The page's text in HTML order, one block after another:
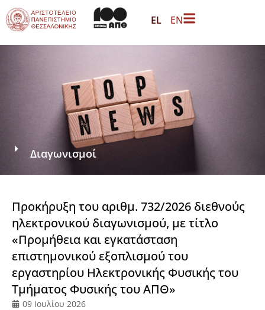
EL EN
Διαγωνισμοί
Προκήρυξη του αριθμ. 732/2026 διεθνούς
ηλεκτρονικού διαγωνισμού, με τίτλο
«Προμήθεια και εγκατάσταση
επιστημονικού εξοπλισμού του
εργαστηρίου Ηλεκτρονικής Φυσικής του
Τμήματος Φυσικής του ΑΠΘ»
09 Ιουλίου 2026